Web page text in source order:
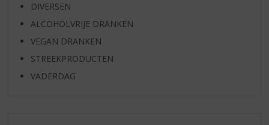
DIVERSEN
ALCOHOLVRIJE DRANKEN
VEGAN DRANKEN
STREEKPRODUCTEN
VADERDAG